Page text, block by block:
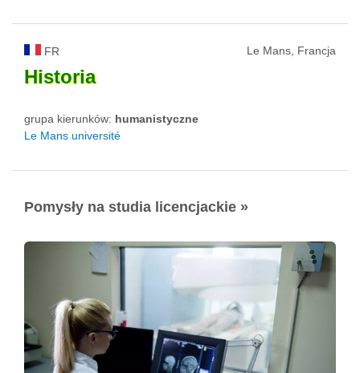
FR Le Mans, Francja
Historia
grupa kierunków: humanistyczne
Le Mans université
Pomysły na studia licencjackie »